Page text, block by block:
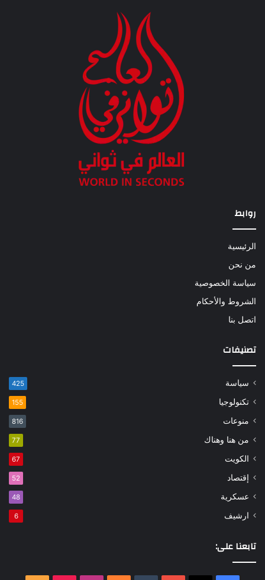
روابط
الرئيسية
من نحن
سياسة الخصوصية
الشروط والأحكام
اتصل بنا
تصنيفات
سياسة 425
تكنولوجيا 155
منوعات 816
من هنا وهناك 77
الكويت 67
إقتصاد 52
عسكرية 48
ارشيف 6
تابعنا على: